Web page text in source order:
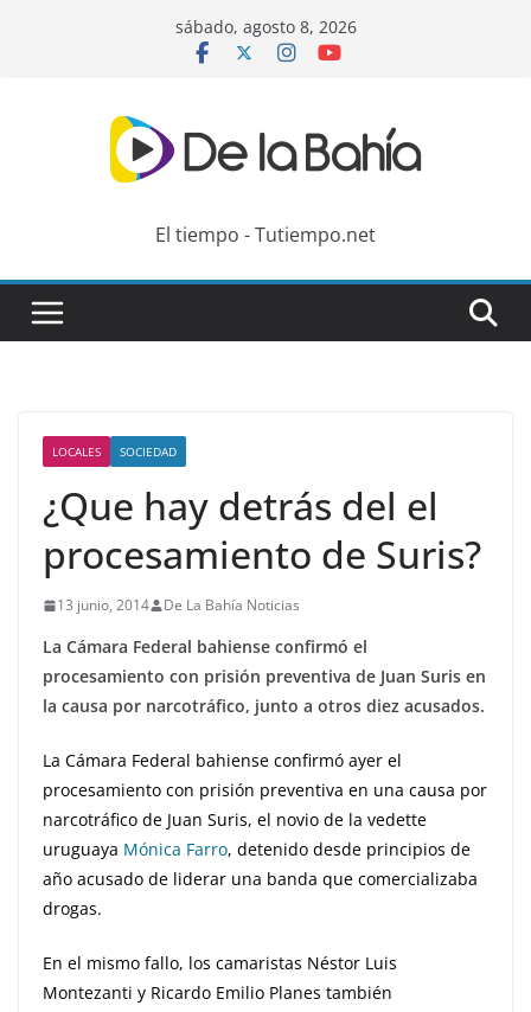
sábado, agosto 8, 2026
El tiempo - Tutiempo.net
LOCALES SOCIEDAD
¿Que hay detrás del el
procesamiento de Suris?
13 junio, 2014 De La Bahía Noticias
La Cámara Federal bahiense confirmó el
procesamiento con prisión preventiva de Juan Suris en
la causa por narcotráfico, junto a otros diez acusados.
La Cámara Federal bahiense confirmó ayer el
procesamiento con prisión preventiva en una causa por
narcotráfico de Juan Suris, el novio de la vedette
uruguaya Mónica Farro, detenido desde principios de
año acusado de liderar una banda que comercializaba
drogas.
En el mismo fallo, los camaristas Néstor Luis
Montezanti y Ricardo Emilio Planes también